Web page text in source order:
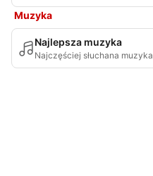
Muzyka
Najlepsza muzyka
Najczęściej słuchana muzyka